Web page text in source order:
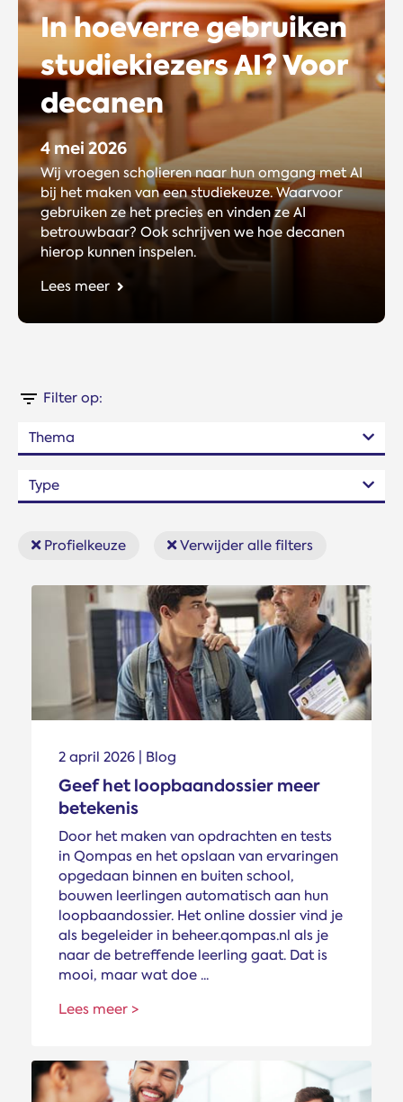
In hoeverre gebruiken
studiekiezers AI? Voor
decanen
4 mei 2026
Wij vroegen scholieren naar hun omgang met AI
bij het maken van een studiekeuze. Waarvoor
gebruiken ze het precies en vinden ze AI
betrouwbaar? Ook schrijven we hoe decanen
hierop kunnen inspelen.
Lees meer
Filter op:
Thema
Type
Profielkeuze Verwijder alle filters
2 april 2026 | Blog
Geef het loopbaandossier meer
betekenis
Door het maken van opdrachten en tests
in Qompas en het opslaan van ervaringen
opgedaan binnen en buiten school,
bouwen leerlingen automatisch aan hun
loopbaandossier. Het online dossier vind je
als begeleider in beheer.qompas.nl als je
naar de betreffende leerling gaat. Dat is
mooi, maar wat doe ...
Lees meer >